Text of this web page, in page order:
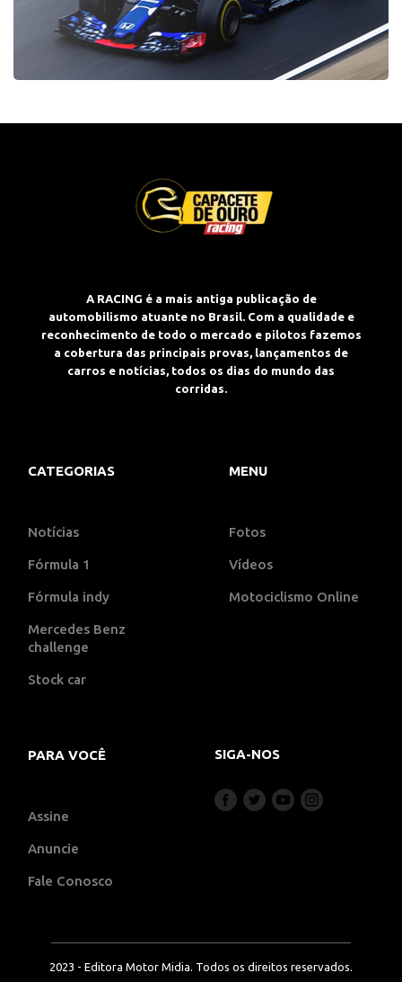
A RACING é a mais antiga publicação de
automobilismo atuante no Brasil. Com a qualidade e
reconhecimento de todo o mercado e pilotos fazemos
a cobertura das principais provas, lançamentos de
carros e notícias, todos os dias do mundo das
corridas.
CATEGORIAS
Notícias
Fórmula 1
Fórmula indy
Mercedes Benz
challenge
Stock car
MENU
Fotos
Vídeos
Motociclismo Online
PARA VOCÊ
Assine
Anuncie
Fale Conosco
SIGA-NOS
2023 - Editora Motor Midia. Todos os direitos reservados.